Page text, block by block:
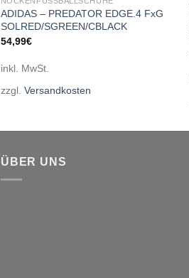
ADIDAS – PREDATOR EDGE.4 FxG
SOLRED/SGREEN/CBLACK
54,99€
inkl. MwSt.
zzgl. Versandkosten
ÜBER UNS